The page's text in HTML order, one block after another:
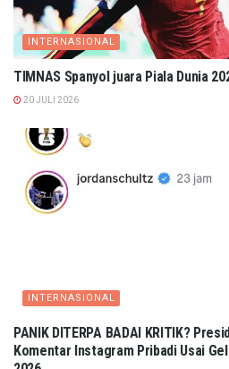
INTERNASIONAL
TIMNAS Spanyol juara Piala Dunia
20 JULI 2026
INTERNASIONAL
PANIK DITERPA BADAI KRITIK?
Komentar Instagram Pribadi Usai